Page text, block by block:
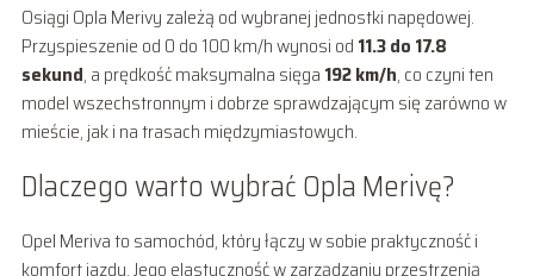
Osiągi Opla Merivy zależą od wybranej jednostki napędowej.
Przyspieszenie od 0 do 100 km/h wynosi od 11.3 do 17.8
sekund, a prędkość maksymalna sięga 192 km/h, co czyni ten
model wszechstronnym i dobrze sprawdzającym się zarówno w
mieście, jak i na trasach międzymiastowych.
Dlaczego warto wybrać Opla Merivę?
Opel Meriva to samochód, który łączy w sobie praktyczność i
komfort jazdy. Jego elastyczność w zarządzaniu przestrzenią